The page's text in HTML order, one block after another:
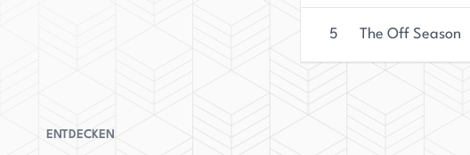
Cowie lebt derzeit in einer kleinen Stadt an der
atemberaubende Landschaft und die friedvolle
Schreiben. Ihre Fähigkeit, komplexe und
5 The Off Season
ENTDECKEN